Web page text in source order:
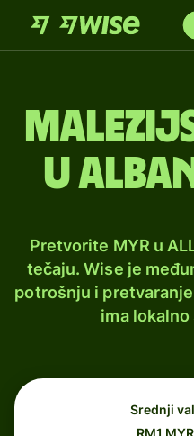
u
Pretvorite MYR u
tečaju. Wise je
potrošnju i
ima
Srednji
RM1